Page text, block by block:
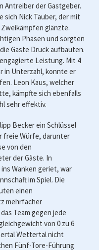
Antreiber der Gastgeber.
sich Nick Tauber, der mit
glänzte.
Phasen und sorgten
Gäste Druck aufbauten.
Leistung. Mit 4
in Unterzahl, konnte er
Leon Kaus, welcher
kämpfte sich ebenfalls
sehr effektiv.
Becker ein Schlüssel
freie Würfe, darunter
von den
der Gäste. In
Wanken geriet, war
im Spiel. Die
einen
mehrfacher
Team gegen jede
von 0 zu 6
Wettertal nicht
Fünf-Tore-Führung